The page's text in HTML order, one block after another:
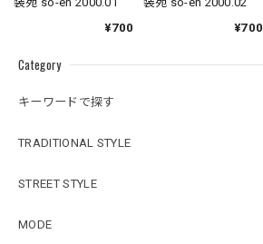
Category
キーワードで探す
TRADITIONAL STYLE
STREET STYLE
MODE
¥700
¥700